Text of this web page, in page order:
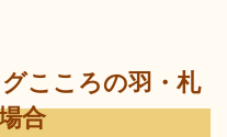
こころの羽・札
合